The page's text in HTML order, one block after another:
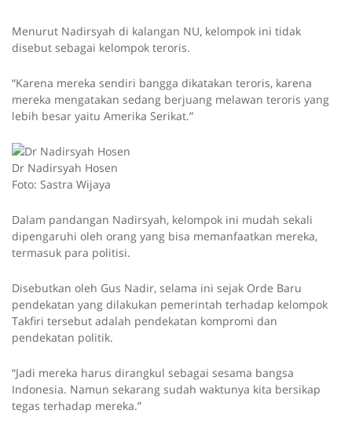
Menurut Nadirsyah di kalangan NU, kelompok ini tidak
disebut sebagai kelompok teroris.
“Karena mereka sendiri bangga dikatakan teroris, karena
mereka mengatakan sedang berjuang melawan teroris yang
lebih besar yaitu Amerika Serikat.”
Dr Nadirsyah Hosen
Foto: Sastra Wijaya
Dalam pandangan Nadirsyah, kelompok ini mudah sekali
dipengaruhi oleh orang yang bisa memanfaatkan mereka,
termasuk para politisi.
Disebutkan oleh Gus Nadir, selama ini sejak Orde Baru
pendekatan yang dilakukan pemerintah terhadap kelompok
Takfiri tersebut adalah pendekatan kompromi dan
pendekatan politik.
“Jadi mereka harus dirangkul sebagai sesama bangsa
Indonesia. Namun sekarang sudah waktunya kita bersikap
tegas terhadap mereka.”